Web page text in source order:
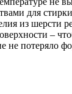
для
из шерсти
–
не потеряло